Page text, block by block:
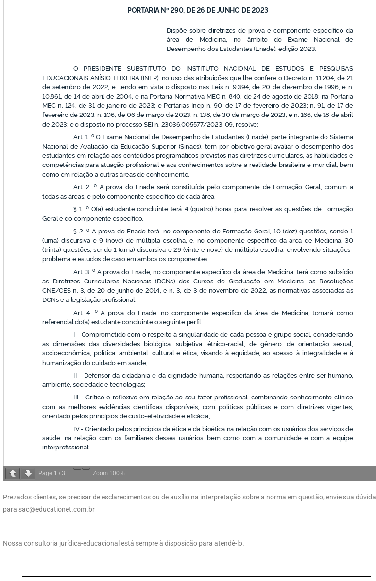
Page 1 / 3 Zoom 100%
Prezados clientes, se precisar de esclarecimentos ou de auxílio na interpretação sobre a norma em questão, envie sua dúvida
para sac@educationet.com.br
Nossa consultoria jurídica-educacional está sempre à disposição para atendê-lo.